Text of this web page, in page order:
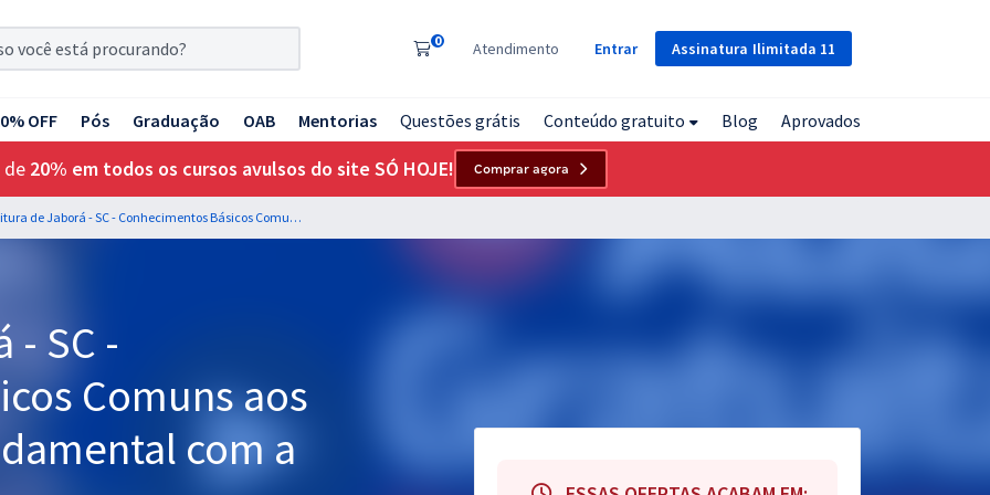
Assinatura Ilimitada 11
0 Atendimento Entrar
OFF Pós Graduação OAB Mentorias Questões grátis Conteúdo gratuito Blog Aprovados
de 20% em todos os cursos avulsos do site SÓ HOJE! Comprar agora
Prefeitura de Jaborá - SC - Conhecimentos Básicos Comuns aos Cargos de Nível Fundamental com a Equipe Gran
- SC -
Comuns aos
com a